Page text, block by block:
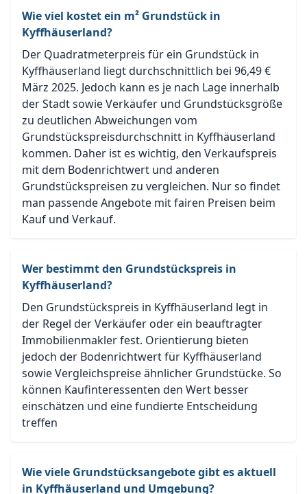
Wie viel kostet ein m² Grundstück in
Kyffhäuserland?
Der Quadratmeterpreis für ein Grundstück in
Kyffhäuserland liegt durchschnittlich bei 96,49 €
März 2025. Jedoch kann es je nach Lage innerhalb
der Stadt sowie Verkäufer und Grundstücksgröße
zu deutlichen Abweichungen vom
Grundstückspreisdurchschnitt in Kyffhäuserland
kommen. Daher ist es wichtig, den Verkaufspreis
mit dem Bodenrichtwert und anderen
Grundstückspreisen zu vergleichen. Nur so findet
man passende Angebote mit fairen Preisen beim
Kauf und Verkauf.
Wer bestimmt den Grundstückspreis in
Kyffhäuserland?
Den Grundstückspreis in Kyffhäuserland legt in
der Regel der Verkäufer oder ein beauftragter
Immobilienmakler fest. Orientierung bieten
jedoch der Bodenrichtwert für Kyffhäuserland
sowie Vergleichspreise ähnlicher Grundstücke. So
können Kaufinteressenten den Wert besser
einschätzen und eine fundierte Entscheidung
treffen
Wie viele Grundstücksangebote gibt es aktuell
in Kyffhäuserland und Umgebung?